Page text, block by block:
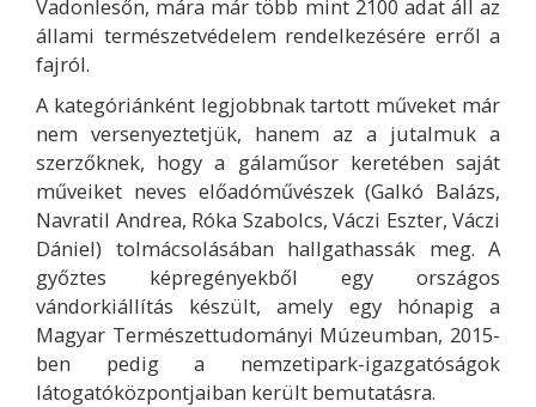
Vadonlesőn, mára már több mint 2100 adat áll az
állami természetvédelem rendelkezésére erről a
fajról.
A kategóriánként legjobbnak tartott műveket már
nem versenyeztetjük, hanem az a jutalmuk a
szerzőknek, hogy a gálaműsor keretében saját
műveiket neves előadóművészek (Galkó Balázs,
Navratil Andrea, Róka Szabolcs, Váczi Eszter, Váczi
Dániel) tolmácsolásában hallgathassák meg. A
győztes képregényekből egy országos
vándorkiállítás készült, amely egy hónapig a
Magyar Természettudományi Múzeumban, 2015-
ben pedig a nemzetipark-igazgatóságok
látogatóközpontjaiban került bemutatásra.